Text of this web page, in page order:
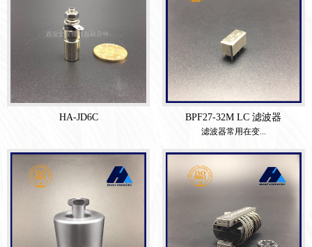
HA-JD6C BPF27-32M LC 滤波器
滤波器常用在变...